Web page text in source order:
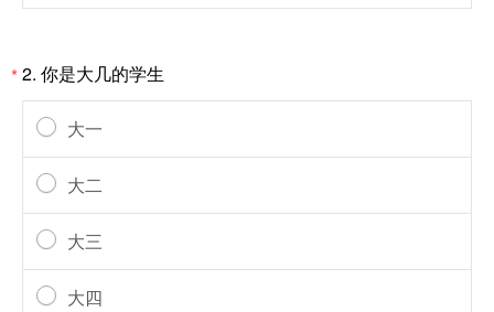
*2. 你是大几的学生
大一
大二
大三
大四